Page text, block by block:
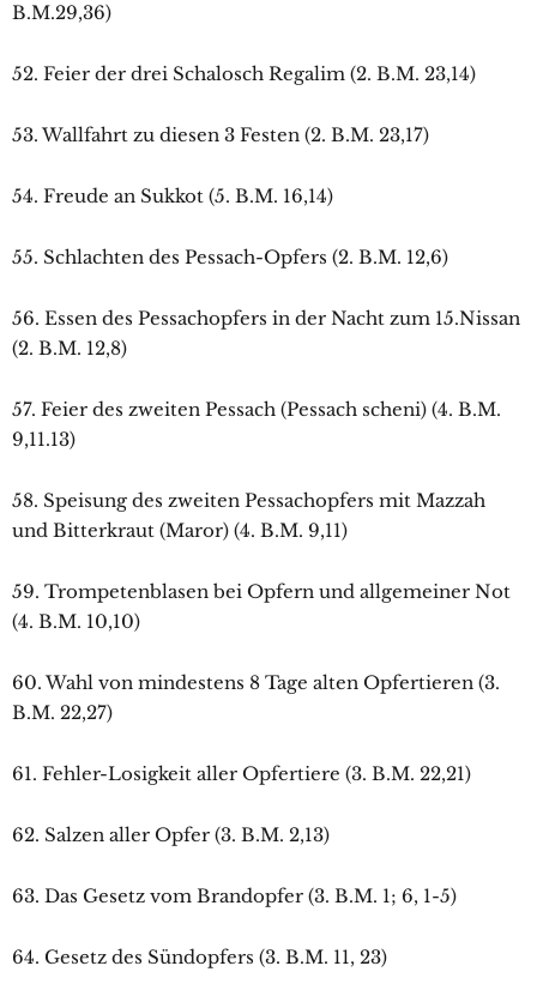
B.M.29,36)
52. Feier der drei Schalosch Regalim (2. B.M. 23,14)
53. Wallfahrt zu diesen 3 Festen (2. B.M. 23,17)
54. Freude an Sukkot (5. B.M. 16,14)
55. Schlachten des Pessach-Opfers (2. B.M. 12,6)
56. Essen des Pessachopfers in der Nacht zum 15.Nissan
(2. B.M. 12,8)
57. Feier des zweiten Pessach (Pessach scheni) (4. B.M.
9,11.13)
58. Speisung des zweiten Pessachopfers mit Mazzah
und Bitterkraut (Maror) (4. B.M. 9,11)
59. Trompetenblasen bei Opfern und allgemeiner Not
(4. B.M. 10,10)
60. Wahl von mindestens 8 Tage alten Opfertieren (3.
B.M. 22,27)
61. Fehler-Losigkeit aller Opfertiere (3. B.M. 22,21)
62. Salzen aller Opfer (3. B.M. 2,13)
63. Das Gesetz vom Brandopfer (3. B.M. 1; 6, 1-5)
64. Gesetz des Sündopfers (3. B.M. 11, 23)